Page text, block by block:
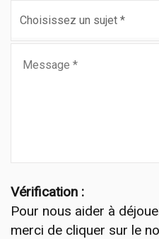
Choisissez un sujet *
Vérification :
Pour nous aider à
merci de cliquer sur le